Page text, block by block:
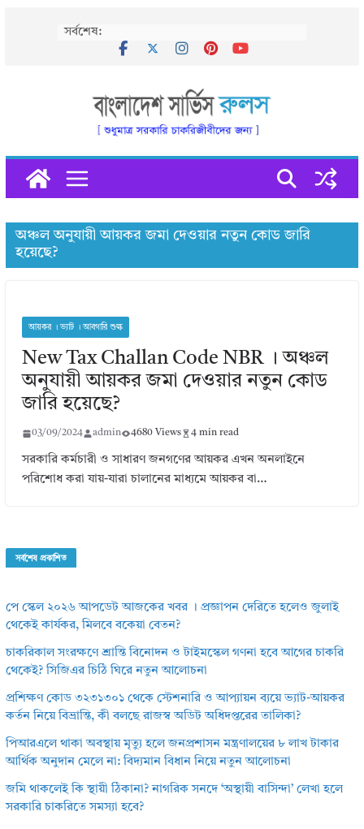
সর্বশেষ:
অঞ্চল অনুযায়ী আয়কর জমা দেওয়ার নতুন কোড জারি
হয়েছে?
আয়কর । ভ্যাট । আবগারি শুল্ক
New Tax Challan Code NBR । অঞ্চল
অনুযায়ী আয়কর জমা দেওয়ার নতুন কোড
জারি হয়েছে?
03/09/2024 admin 4680 Views 4 min read
সরকারি কর্মচারী ও সাধারণ জনগণের আয়কর এখন অনলাইনে
পরিশোধ করা যায়-যারা চালানের মাধ্যমে আয়কর বা…
সর্বশেষ প্রকাশিত
পে স্কেল ২০২৬ আপডেট আজকের খবর । প্রজ্ঞাপন দেরিতে হলেও জুলাই
থেকেই কার্যকর, মিলবে বকেয়া বেতন?
চাকরিকাল সংরক্ষণে শ্রান্তি বিনোদন ও টাইমস্কেল গণনা হবে আগের চাকরি
থেকেই? সিজিএর চিঠি ঘিরে নতুন আলোচনা
প্রশিক্ষণ কোড ৩২৩১৩০১ থেকে স্টেশনারি ও আপ্যায়ন ব্যয়ে ভ্যাট-আয়কর
কর্তন নিয়ে বিভ্রান্তি, কী বলছে রাজস্ব অডিট অধিদপ্তরের তালিকা?
পিআরএলে থাকা অবস্থায় মৃত্যু হলে জনপ্রশাসন মন্ত্রণালয়ের ৮ লাখ টাকার
আর্থিক অনুদান মেলে না: বিদ্যমান বিধান নিয়ে নতুন আলোচনা
জমি থাকলেই কি স্থায়ী ঠিকানা? নাগরিক সনদে ‘অস্থায়ী বাসিন্দা’ লেখা হলে
সরকারি চাকরিতে সমস্যা হবে?